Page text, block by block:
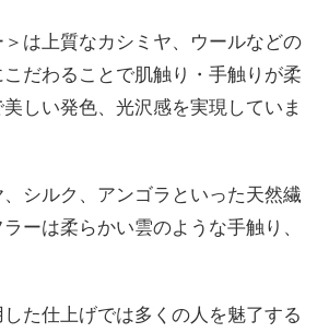
＞は上質なカシミヤ、ウールなどの
だわることで肌触り・手触りが柔
しい発色、光沢感を実現していま
シルク、アンゴラといった天然繊
ーは柔らかい雲のような手触り、
た仕上げでは多くの人を魅了する